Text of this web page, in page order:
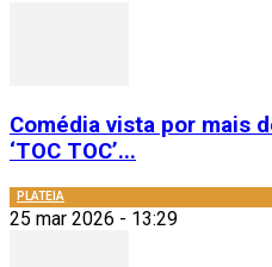
Comédia vista por mais
‘TOC TOC’...
PLATEIA
25 mar 2026 - 13:29